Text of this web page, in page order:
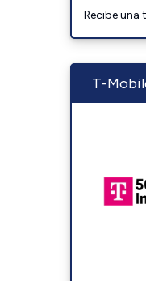
Recibe una
T-